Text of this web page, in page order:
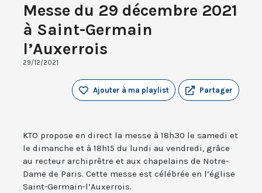
Messe du 29 décembre 2021
à Saint-Germain
l’Auxerrois
29/12/2021
Partager
Ajouter à ma playlist
KTO propose en direct la messe à 18h30 le samedi et
le dimanche et à 18h15 du lundi au vendredi, grâce
au recteur archiprêtre et aux chapelains de Notre-
Dame de Paris. Cette messe est célébrée en l’église
Saint-Germain-l’Auxerrois.